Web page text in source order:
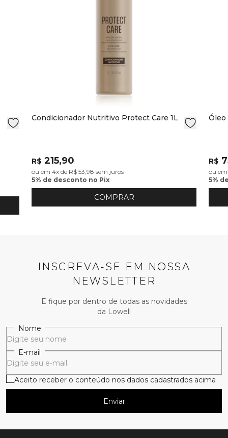
Condicionador Nutritivo Protect Care 1L
R$ 215,90
ou em 4x de R$ 53,98 sem juros
5% de desconto no Pix
COMPRAR
R$
ou em
5%
INSCREVA-SE EM NOSSA
NEWSLETTER
E fique por dentro de todas as novidades
da Lowell
Nome
E-mail
Aceito receber o conteúdo nos dados cadastrados acima
Enviar